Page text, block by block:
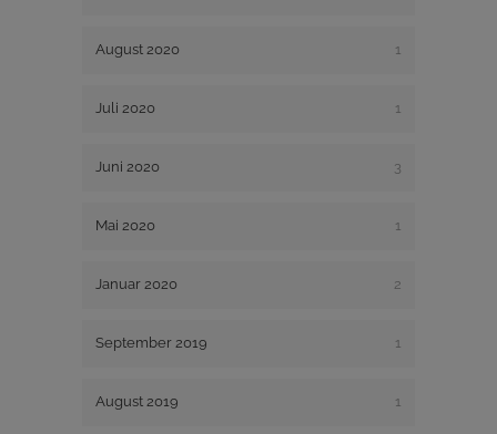
August 2020 1
Juli 2020 1
Juni 2020 3
Mai 2020 1
Januar 2020 2
September 2019 1
August 2019 1